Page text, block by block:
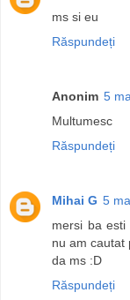
ms si eu
Răspundeți
Anonim 5
Multumesc
Răspundeți
Mihai G 5
mersi ba
nu am cautat
da ms :D
Răspundeți